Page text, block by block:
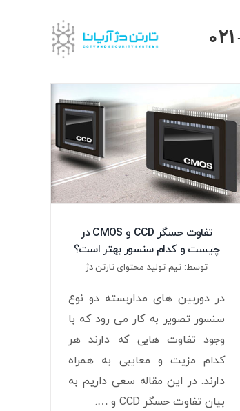
تفاوت حسگر CCD و CMOS در
چیست و کدام سنسور بهتر است؟
توسط: تیم تولید محتوای تارتن دژ
در دوربین های مداربسته دو نوع
سنسور تصویر به کار می رود که با
وجود تفاوت هایی که دارند هر
کدام مزیت و معایبی به همراه
دارند. در این مقاله سعی داریم به
بیان تفاوت حسگر CCD و ….